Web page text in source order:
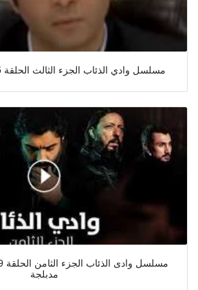
مسلسل وادي الذئاب الجزء الثالث الحلقة 75 مدبلج شاهد لاين
مدبلجة